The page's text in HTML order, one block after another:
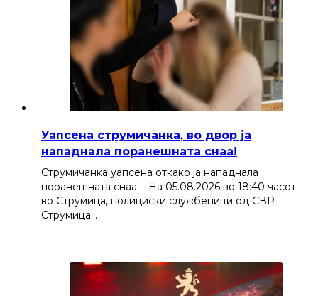
Уапсена струмичанка, во двор ја
нападнала поранешната снаа!
Струмичанка уапсена откако ја нападнала
поранешната снаа. - На 05.08.2026 во 18:40 часот
во Струмица, полициски службеници од СВР
Струмица…